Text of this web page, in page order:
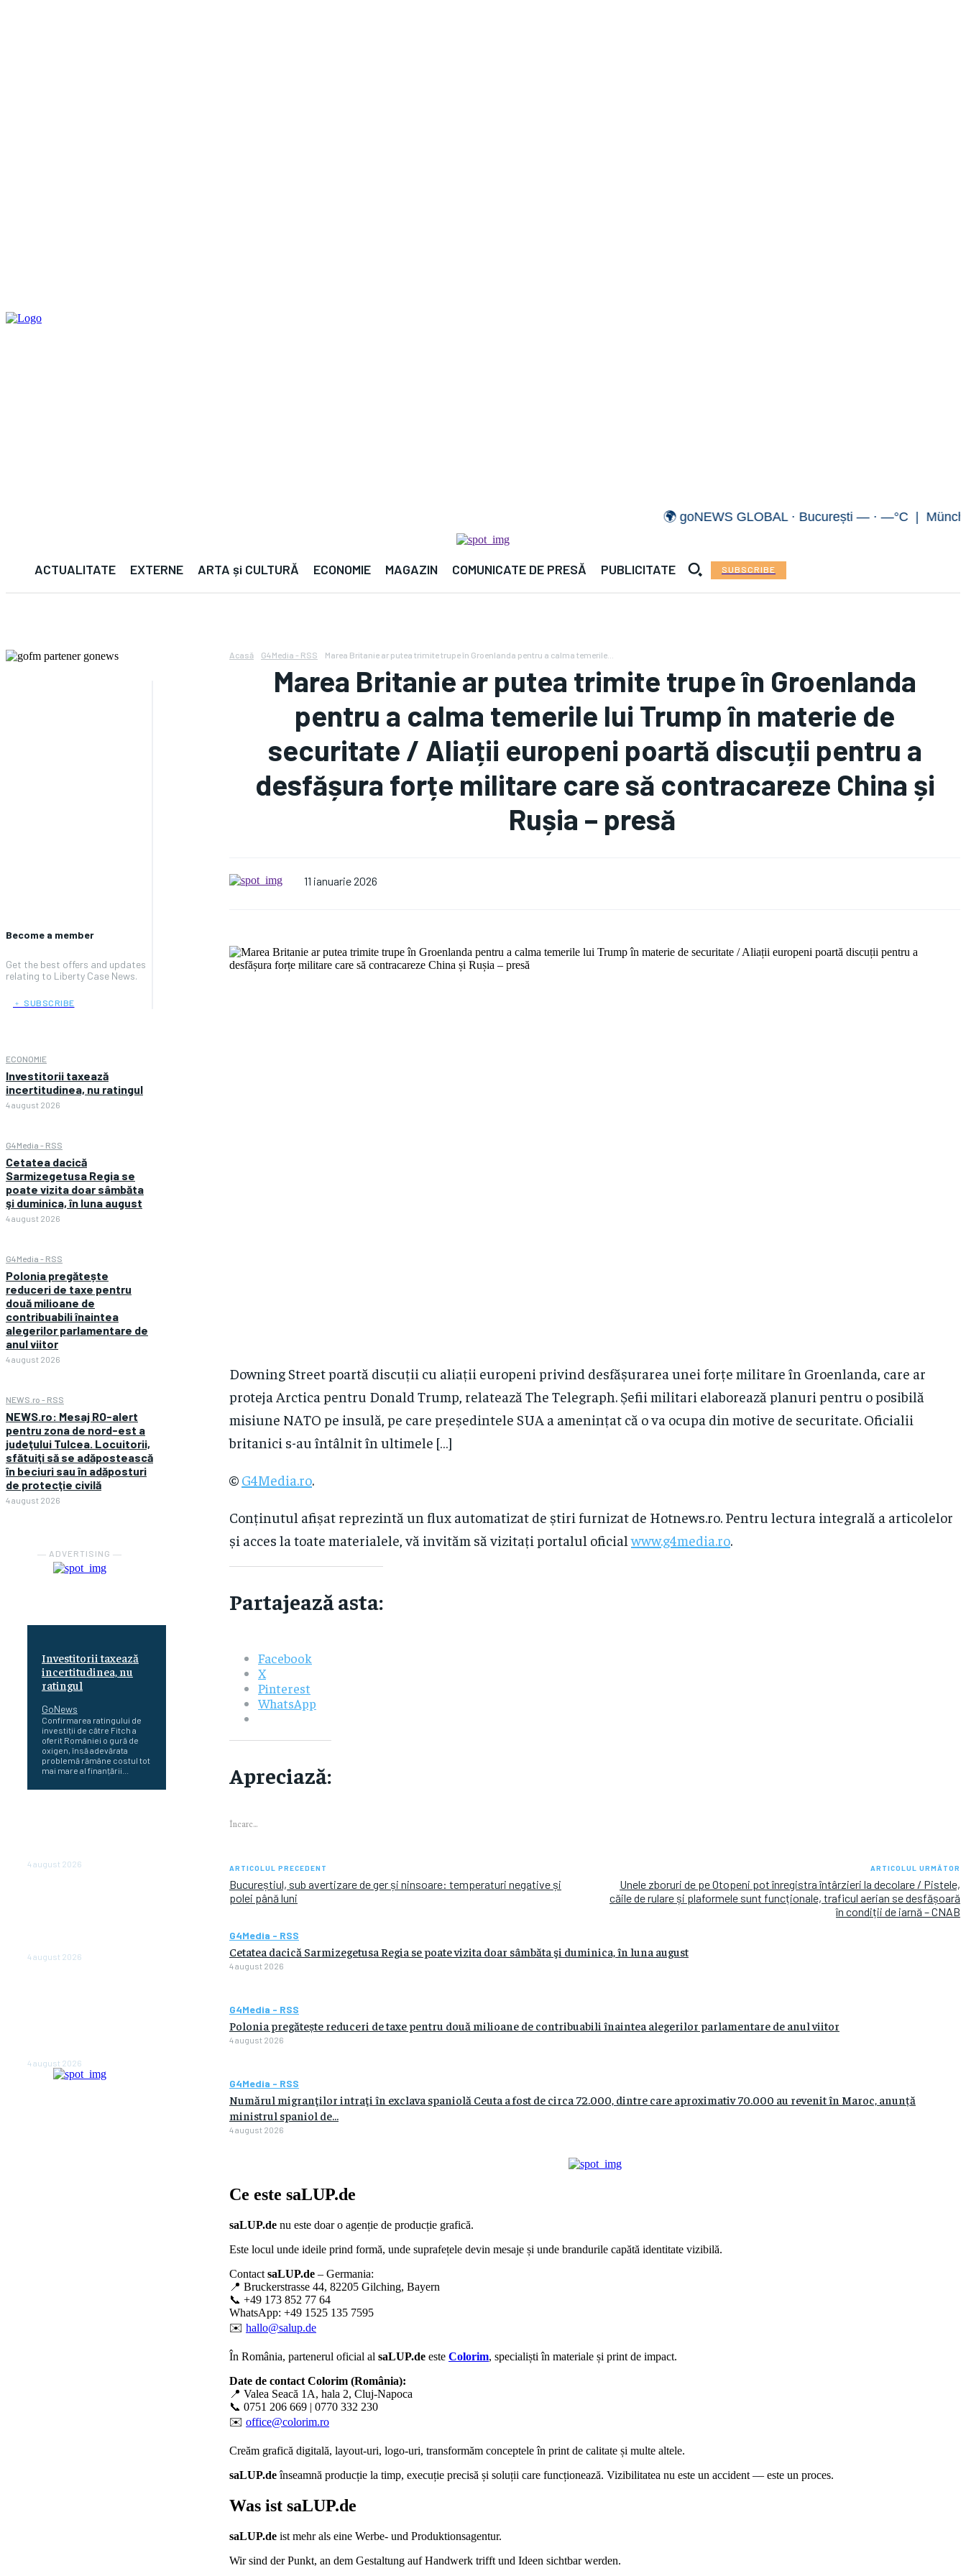
🌍 goNEWS GLOBAL · București — · —°C |
ACTUALITATE EXTERNE ARTA și CULTURĂ ECONOMIE MAGAZIN COMUNICATE DE PRESĂ PUBLICITATE SUBSCRIBE
Become a member
Get the best offers and updates
relating to Liberty Case News.
﹢ SUBSCRIBE
ECONOMIE
Investitorii taxează
incertitudinea, nu ratingul
4 august 2026
G4Media - RSS
Cetatea dacică
Sarmizegetusa Regia se
poate vizita doar sâmbăta
şi duminica, în luna august
4 august 2026
G4Media - RSS
Polonia pregătește
reduceri de taxe pentru
două milioane de
contribuabili înaintea
alegerilor parlamentare de
anul viitor
4 august 2026
NEWS.ro - RSS
NEWS.ro: Mesaj RO-alert
pentru zona de nord-est a
judeţului Tulcea. Locuitorii,
sfătuiţi să se adăpostească
în beciuri sau în adăposturi
de protecţie civilă
4 august 2026
― ADVERTISING ―
Investitorii taxează
incertitudinea, nu
ratingul
GoNews
Confirmarea ratingului de
investiții de către Fitch a
oferit României o gură de
oxigen, însă adevărata
problemă rămâne costul tot
mai mare al finanțării...
4 august 2026
4 august 2026
4 august 2026
Acasă G4Media - RSS Marea Britanie ar putea trimite trupe în Groenlanda pentru a calma temerile...
Marea Britanie ar putea trimite trupe în Groenlanda
pentru a calma temerile lui Trump în materie de
securitate / Aliații europeni poartă discuții pentru a
desfășura forțe militare care să contracareze China și
Rușia – presă
11 ianuarie 2026
Downing Street poartă discuții cu aliații europeni privind desfășurarea unei forțe militare în Groenlanda, care ar
proteja Arctica pentru Donald Trump, relatează The Telegraph. Șefii militari elaborează planuri pentru o posibilă
misiune NATO pe insulă, pe care președintele SUA a amenințat că o va ocupa din motive de securitate. Oficialii
britanici s-au întâlnit în ultimele […]
© G4Media.ro.
Conținutul afișat reprezintă un flux automatizat de știri furnizat de Hotnews.ro. Pentru lectura integrală a articolelor
și acces la toate materialele, vă invităm să vizitați portalul oficialwww.g4media.ro.
Partajează asta:
Facebook
X
Pinterest
WhatsApp
Apreciază:
Încarc...
ARTICOLUL PRECEDENT
Bucureștiul, sub avertizare de ger și ninsoare: temperaturi negative și
polei până luni
ARTICOLUL URMĂTOR
Unele zboruri de pe Otopeni pot înregistra întârzieri la decolare / Pistele,
căile de rulare și plaformele sunt funcționale, traficul aerian se desfășoară
în condiții de iarnă – CNAB
G4Media - RSS
Cetatea dacică Sarmizegetusa Regia se poate vizita doar sâmbăta şi duminica, în luna august
4 august 2026
G4Media - RSS
Polonia pregătește reduceri de taxe pentru două milioane de contribuabili înaintea alegerilor parlamentare de anul viitor
4 august 2026
G4Media - RSS
Numărul migranţilor intraţi în exclava spaniolă Ceuta a fost de circa 72.000, dintre care aproximativ 70.000 au revenit în Maroc, anunță
ministrul spaniol de...
4 august 2026
Ce este saLUP.de
saLUP.de nu este doar o agenție de producție grafică.
Este locul unde ideile prind formă, unde suprafețele devin mesaje și unde brandurile capătă identitate vizibilă.
Contact saLUP.de – Germania:
📍 Bruckerstrasse 44, 82205 Gilching, Bayern
📞 +49 173 852 77 64
WhatsApp: +49 1525 135 7595
✉️ hallo@salup.de
În România, partenerul oficial al saLUP.de este Colorim, specialiști în materiale și print de impact.
Date de contact Colorim (România):
📍 Valea Seacă 1A, hala 2, Cluj-Napoca
📞 0751 206 669 | 0770 332 230
✉️ office@colorim.ro
Creăm grafică digitală, layout-uri, logo-uri, transformăm conceptele în print de calitate și multe altele.
saLUP.deînseamnă producție la timp, execuție precisă și soluții care funcționează. Vizibilitatea nu este un accident — este un proces.
Was ist saLUP.de
saLUP.de ist mehr als eine Werbe- und Produktionsagentur.
Wir sind der Punkt, an dem Gestaltung auf Handwerk trifft und Ideen sichtbar werden.